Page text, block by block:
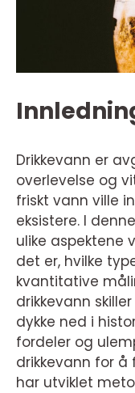
Drikkevann er
overlevelse og
friskt vann ville
eksistere. I
ulike aspektene
det er, hvilke
kvantitative
drikkevann
dykke ned i
fordeler og
drikkevann for
har utviklet